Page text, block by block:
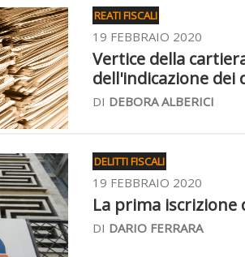
REATI FISCALI
19 FEBBRAIO 2020
Vertice della
dell'indicazione dei
DI DEBORA ALBERICI
DELITTI FISCALI
19 FEBBRAIO 2020
La prima iscrizione
DI DARIO FERRARA